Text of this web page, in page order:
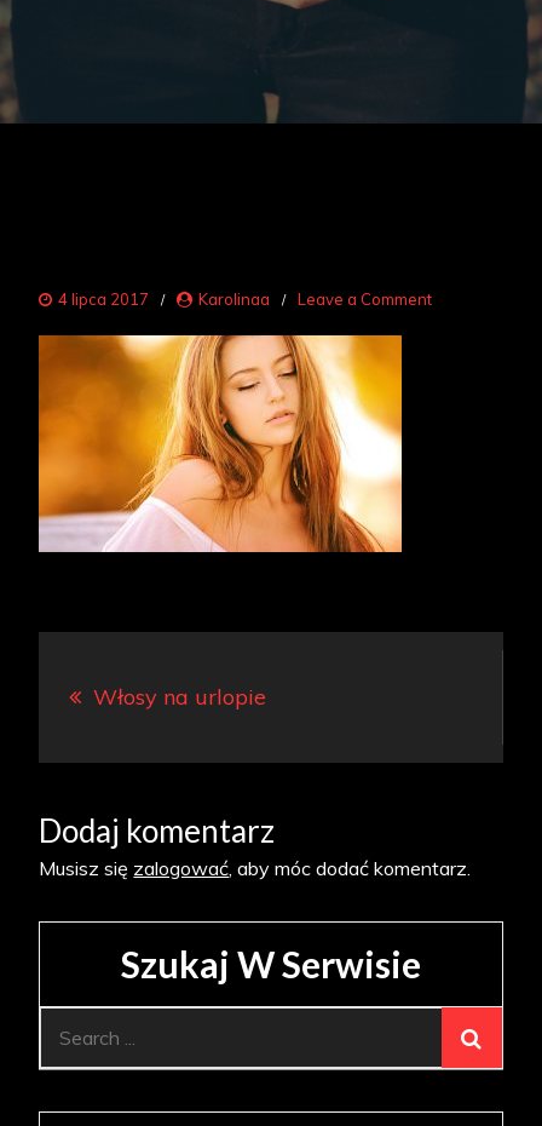
4 lipca 2017 Karolinaa Leave a Commenton
wpisu
Włosy na urlopie
Dodaj komentarz
Musisz się zalogować, aby móc dodać komentarz.
Szukaj W Serwisie